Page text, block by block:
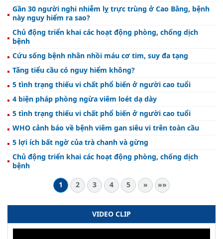
Gần 30 người nghi nhiễm lỵ trực trùng ở Cao Bằng, bệnh
này nguy hiểm ra sao?
Chủ động triển khai các hoạt động phòng, chống dịch
bệnh
Cứu sống bệnh nhân nhồi máu cơ tim, suy đa tạng
Tăng tiểu cầu có nguy hiểm không?
5 tình trạng thiếu vi chất phổ biến ở người cao tuổi
4 biện pháp phòng ngừa viêm loét dạ dày
5 tình trạng thiếu vi chất phổ biến ở người cao tuổi
WHO cảnh báo về bệnh viêm gan siêu vi trên toàn cầu
5 lợi ích bất ngờ của trà chanh và gừng
Chủ động triển khai các hoạt động phòng, chống dịch
bệnh
1
2 3 4 5 » »»
VIDEO CLIP